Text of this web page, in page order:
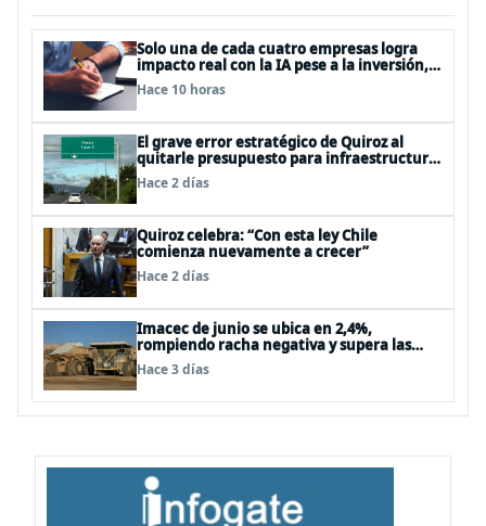
Solo una de cada cuatro empresas logra
impacto real con la IA pese a la inversión,
según el Foro Económico Mundial
Hace 10 horas
El grave error estratégico de Quiroz al
quitarle presupuesto para infraestructura
vial del Biobío
Hace 2 días
Quiroz celebra: “Con esta ley Chile
comienza nuevamente a crecer”
Hace 2 días
Imacec de junio se ubica en 2,4%,
rompiendo racha negativa y supera las
expectativas
Hace 3 días